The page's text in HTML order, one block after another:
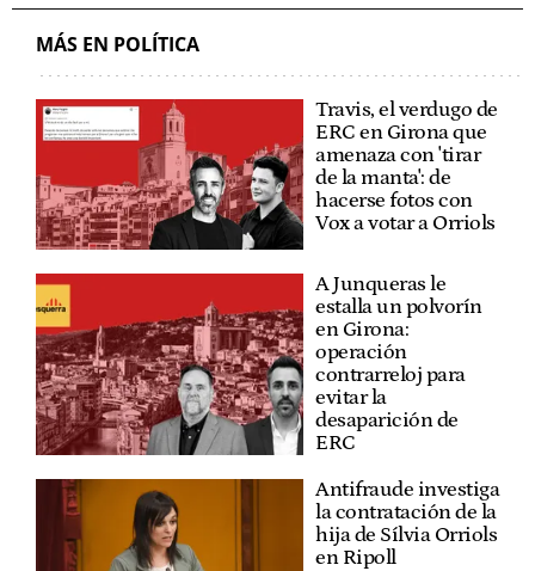
MÁS EN POLÍTICA
Travis, el verdugo de
ERC en Girona que
amenaza con 'tirar
de la manta': de
hacerse fotos con
Vox a votar a Orriols
A Junqueras le
estalla un polvorín
en Girona:
operación
contrarreloj para
evitar la
desaparición de
ERC
Antifraude investiga
la contratación de la
hija de Sílvia Orriols
en Ripoll